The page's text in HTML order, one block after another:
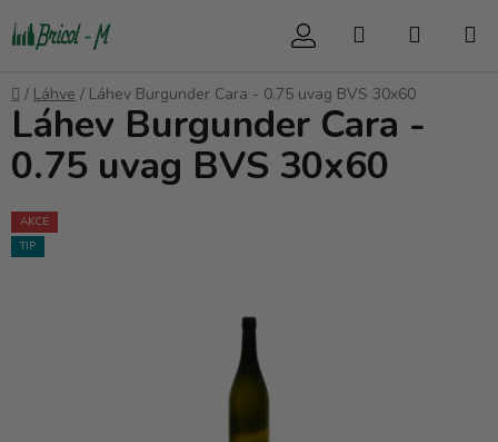
na
Hledat
Domů
/ Láhve / Láhev Burgunder Cara - 0.75 uvag BVS 30x60
Láhev Burgunder Cara -
0.75 uvag BVS 30x60
AKCE
TIP